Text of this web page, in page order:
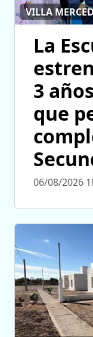
VILLA
La
3
que
06/08/2026